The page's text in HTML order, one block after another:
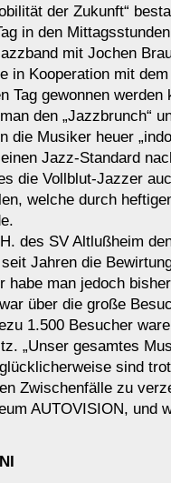
der Zukunft“
in den
mit Jochen
in Kooperation mit
Tag gewonnen werden
den „Jazzbrunch“
die Musiker heuer
Jazz-Standard
die Vollblut-Jazzer
welche durch
des SV Altlußheim
Jahren die
habe man jedoch
über die große
1.500 Besucher
„Unser gesamtes
sind
Zwischenfälle zu
AUTOVISION, und